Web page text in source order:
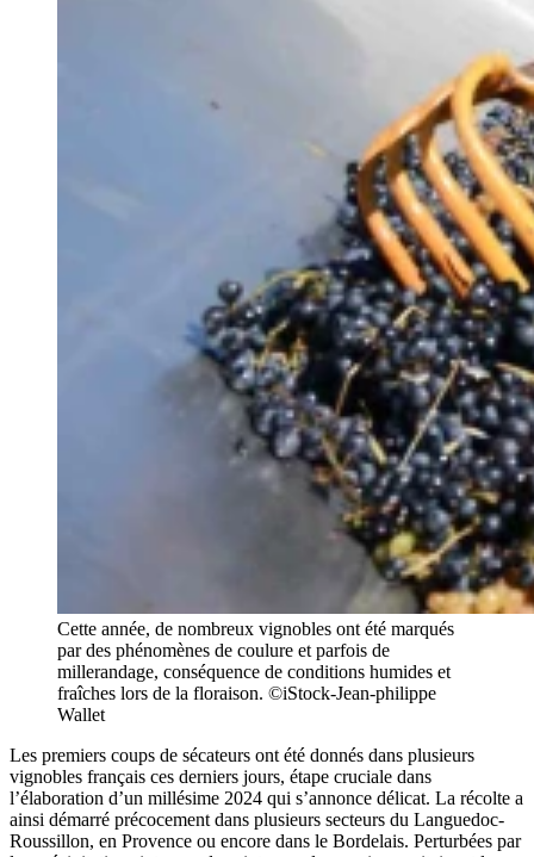
Cette année, de nombreux vignobles ont été marqués
par des phénomènes de coulure et parfois de
millerandage, conséquence de conditions humides et
fraîches lors de la floraison. ©iStock-Jean-philippe
Wallet
Les premiers coups de sécateurs ont été donnés dans plusieurs
vignobles français ces derniers jours, étape cruciale dans
l’élaboration d’un millésime 2024 qui s’annonce délicat. La récolte a
ainsi démarré précocement dans plusieurs secteurs du Languedoc-
Roussillon, en Provence ou encore dans le Bordelais. Perturbées par